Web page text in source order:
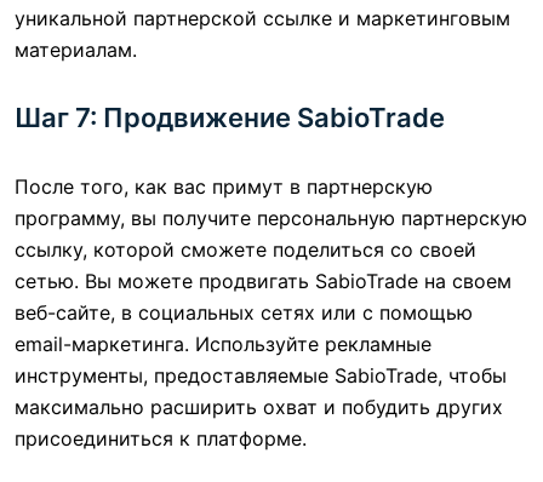
уникальной партнерской ссылке и маркетинговым
материалам.
Шаг 7: Продвижение SabioTrade
После того, как вас примут в партнерскую
программу, вы получите персональную партнерскую
ссылку, которой сможете поделиться со своей
сетью. Вы можете продвигать SabioTrade на своем
веб-сайте, в социальных сетях или с помощью
email-маркетинга. Используйте рекламные
инструменты, предоставляемые SabioTrade, чтобы
максимально расширить охват и побудить других
присоединиться к платформе.